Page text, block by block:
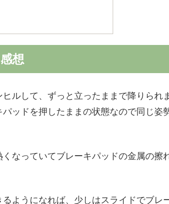
想
ルして、ずっと立ったままで降りられ
ッドを押したままの状態なので同じ姿
なっていてブレーキパッドの金属の擦
ようになれば、少しはスライドでブレ